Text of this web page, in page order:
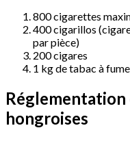
800 cigarettes
400 cigarillos
par pièce)
200 cigares
1 kg de tabac à
hongroises